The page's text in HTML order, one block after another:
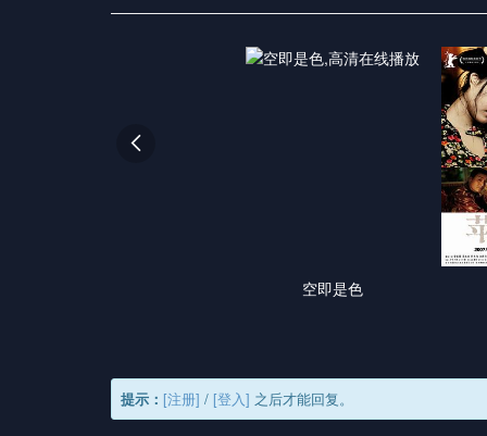
空即是色

提示： [注册] / [登入] 之后才能回复。